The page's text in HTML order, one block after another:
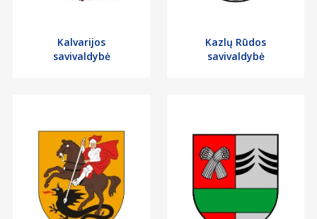
Kalvarijos
savivaldybė
Kazlų Rūdos
savivaldybė